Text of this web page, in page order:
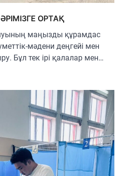
ОРТАҚ
маңызды құрамдас
мәдени деңгейі мен
Бұл тек ірі қалалар мен…